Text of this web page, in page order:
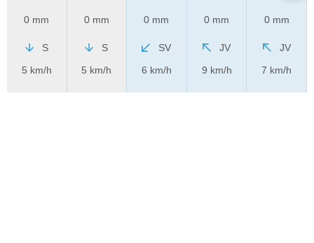
0 mm
S
5 km/h
0 mm
S
5 km/h
0 mm
SV
6 km/h
0 mm
JV
9 km/h
0 mm
JV
7 km/h